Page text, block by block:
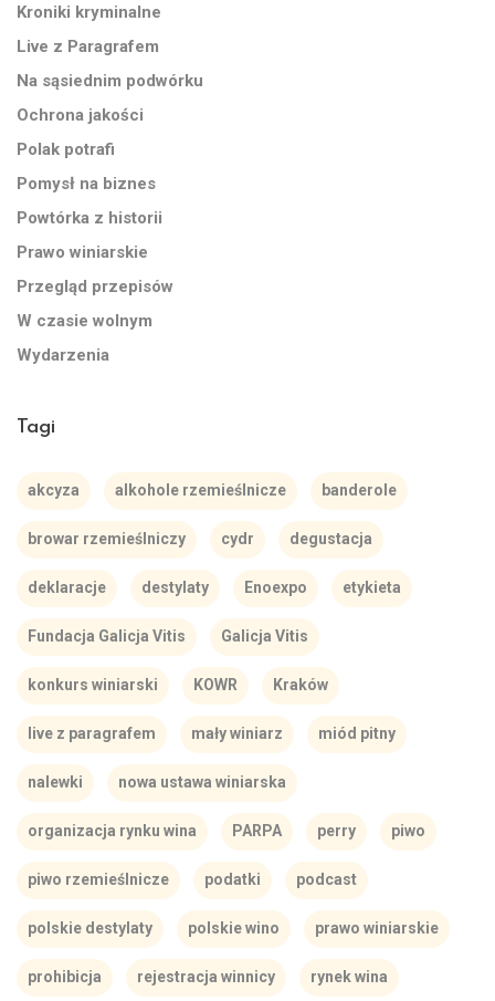
Kroniki kryminalne
Live z Paragrafem
Na sąsiednim podwórku
Ochrona jakości
Polak potrafi
Pomysł na biznes
Powtórka z historii
Prawo winiarskie
Przegląd przepisów
W czasie wolnym
Wydarzenia
Tagi
akcyza alkohole rzemieślnicze banderole
browar rzemieślniczy cydr degustacja
deklaracje destylaty Enoexpo etykieta
Fundacja Galicja Vitis Galicja Vitis
konkurs winiarski KOWR Kraków
live z paragrafem mały winiarz miód pitny
nalewki nowa ustawa winiarska
organizacja rynku wina PARPA perry piwo
piwo rzemieślnicze podatki podcast
polskie destylaty polskie wino prawo winiarskie
prohibicja rejestracja winnicy rynek wina